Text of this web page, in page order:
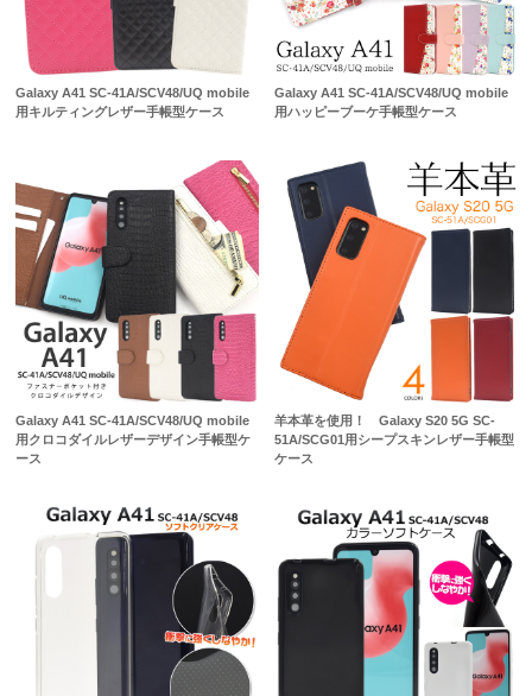
Galaxy A41 SC-41A/SCV48/UQ mobile
用キルティングレザー手帳型ケース
Galaxy A41 SC-41A/SCV48/UQ mobile
用ハッピーブーケ手帳型ケース
Galaxy A41 SC-41A/SCV48/UQ mobile
用クロコダイルレザーデザイン手帳型ケ
ース
羊本革を使用！ Galaxy S20 5G SC-
51A/SCG01用シープスキンレザー手帳型
ケース